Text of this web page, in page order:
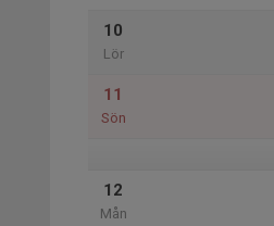
10
Lör
11
Sön
12
Mån